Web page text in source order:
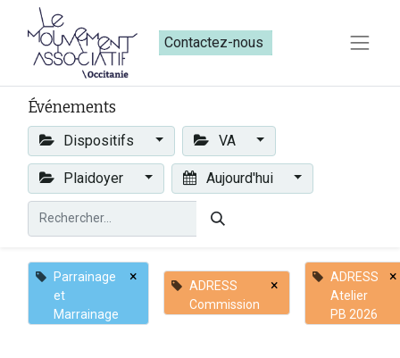
Contactez-nous​​
Événements
Dispositifs VA
Plaidoyer Aujourd'hui
Parrainage
et
Marrainage
×
ADRESS
Commission
×
ADRESS
Atelier
PB 2026
×